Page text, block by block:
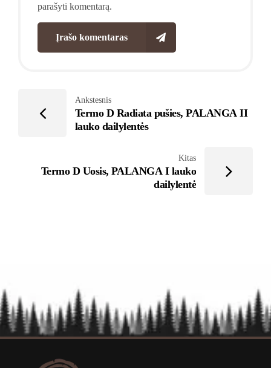
parašyti komentarą.
Įrašo komentaras
Ankstesnis
Termo D Radiata pušies, PALANGA II
lauko dailylentės
Kitas
Termo D Uosis, PALANGA I lauko
dailylentė